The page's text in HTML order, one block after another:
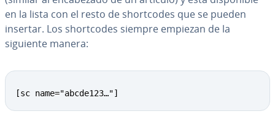
en la lista con el resto de sho­r­t­co­des que se pueden
insertar. Los sho­r­t­co­des siempre empiezan de la
siguiente manera:
[sc name="abcde123…"]